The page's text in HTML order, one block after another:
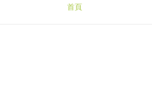
首頁